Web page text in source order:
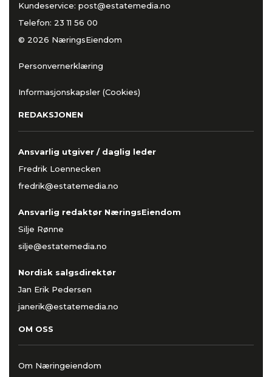
Kundeservice: post@estatemedia.no
Telefon: 23 11 56 00
© 2026 NæringsEiendom
Personvernerklæring
Informasjonskapsler (Cookies)
REDAKSJONEN
Ansvarlig utgiver / daglig leder
Fredrik Loennecken
fredrik@estatemedia.no
Ansvarlig redaktør NæringsEiendom
Silje Rønne
silje@estatemedia.no
Nordisk salgsdirektør
Jan Erik Pedersen
janerik@estatemedia.no
OM OSS
Om Næringeiendom